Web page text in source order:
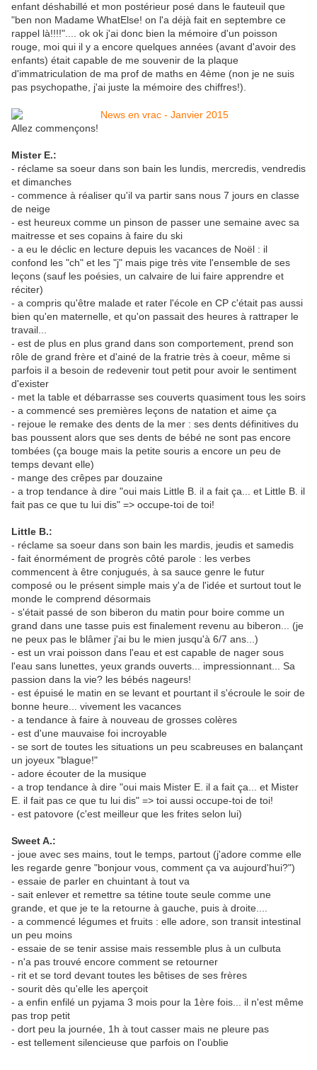
enfant déshabillé et mon postérieur posé dans le fauteuil que
"ben non Madame WhatElse! on l'a déjà fait en septembre ce
rappel là!!!!".... ok ok j'ai donc bien la mémoire d'un poisson
rouge, moi qui il y a encore quelques années (avant d'avoir des
enfants) était capable de me souvenir de la plaque
d'immatriculation de ma prof de maths en 4ème (non je ne suis
pas psychopathe, j'ai juste la mémoire des chiffres!).
Allez commençons!
Mister E.:
- réclame sa soeur dans son bain les lundis, mercredis, vendredis
et dimanches
- commence à réaliser qu'il va partir sans nous 7 jours en classe
de neige
- est heureux comme un pinson de passer une semaine avec sa
maitresse et ses copains à faire du ski
- a eu le déclic en lecture depuis les vacances de Noël : il
confond les "ch" et les "j" mais pige très vite l'ensemble de ses
leçons (sauf les poésies, un calvaire de lui faire apprendre et
réciter)
- a compris qu'être malade et rater l'école en CP c'était pas aussi
bien qu'en maternelle, et qu'on passait des heures à rattraper le
travail...
- est de plus en plus grand dans son comportement, prend son
rôle de grand frère et d'ainé de la fratrie très à coeur, même si
parfois il a besoin de redevenir tout petit pour avoir le sentiment
d'exister
- met la table et débarrasse ses couverts quasiment tous les soirs
- a commencé ses premières leçons de natation et aime ça
- rejoue le remake des dents de la mer : ses dents définitives du
bas poussent alors que ses dents de bébé ne sont pas encore
tombées (ça bouge mais la petite souris a encore un peu de
temps devant elle)
- mange des crêpes par douzaine
- a trop tendance à dire "oui mais Little B. il a fait ça... et Little B. il
fait pas ce que tu lui dis" => occupe-toi de toi!
Little B.:
- réclame sa soeur dans son bain les mardis, jeudis et samedis
- fait énormément de progrès côté parole : les verbes
commencent à être conjugués, à sa sauce genre le futur
composé ou le présent simple mais y'a de l'idée et surtout tout le
monde le comprend désormais
- s'était passé de son biberon du matin pour boire comme un
grand dans une tasse puis est finalement revenu au biberon... (je
ne peux pas le blâmer j'ai bu le mien jusqu'à 6/7 ans...)
- est un vrai poisson dans l'eau et est capable de nager sous
l'eau sans lunettes, yeux grands ouverts... impressionnant... Sa
passion dans la vie? les bébés nageurs!
- est épuisé le matin en se levant et pourtant il s'écroule le soir de
bonne heure... vivement les vacances
- a tendance à faire à nouveau de grosses colères
- est d'une mauvaise foi incroyable
- se sort de toutes les situations un peu scabreuses en balançant
un joyeux "blague!"
- adore écouter de la musique
- a trop tendance à dire "oui mais Mister E. il a fait ça... et Mister
E. il fait pas ce que tu lui dis" => toi aussi occupe-toi de toi!
- est patovore (c'est meilleur que les frites selon lui)
Sweet A.:
- joue avec ses mains, tout le temps, partout (j'adore comme elle
les regarde genre "bonjour vous, comment ça va aujourd'hui?")
- essaie de parler en chuintant à tout va
- sait enlever et remettre sa tétine toute seule comme une
grande, et que je te la retourne à gauche, puis à droite....
- a commencé légumes et fruits : elle adore, son transit intestinal
un peu moins
- essaie de se tenir assise mais ressemble plus à un culbuta
- n'a pas trouvé encore comment se retourner
- rit et se tord devant toutes les bêtises de ses frères
- sourit dès qu'elle les aperçoit
- a enfin enfilé un pyjama 3 mois pour la 1ère fois... il n'est même
pas trop petit
- dort peu la journée, 1h à tout casser mais ne pleure pas
- est tellement silencieuse que parfois on l'oublie